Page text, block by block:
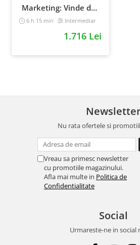
Marketing: Vinde de
10x mai simplu
6 h 15 min Intermediar
1.716 Lei
Nu rata ofertele si
Vreau sa primesc newsletter
cu promotiile magazinului.
Afla mai multe in Politica de
Confidentialitate
Social
Urmareste-ne in social